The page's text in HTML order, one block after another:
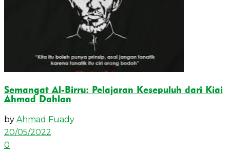
Semangat Al-Birru: Pelajaran Kesepuluh dari Kiai
Ahmad Dahlan
by Ahmad Fuady
20/05/2022
0